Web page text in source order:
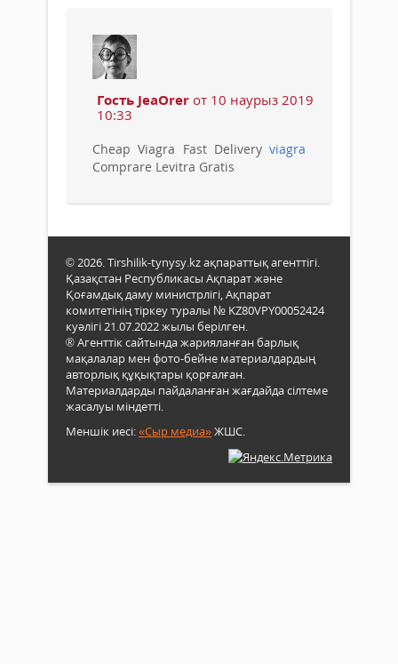
Гость JeaOrer от 10 наурыз 2019
10:33
Cheap Viagra Fast Delivery viagra
Comprare Levitra Gratis
© 2026. Tirshilik-tynysy.kz ақпараттық агенттігі.
Қазақстан Республикасы Ақпарат және
Қоғамдық даму министрлігі, Ақпарат
комитетінің тіркеу туралы № KZ80VPY00052424
куәлігі 21.07.2022 жылы берілген.
® Агенттік сайтында жарияланған барлық
мақалалар мен фото-бейне материалдардың
авторлық құқықтары қорғалған.
Материалдарды пайдаланған жағдайда сілтеме
жасалуы міндетті.
Меншік иесі:«Сыр медиа»ЖШС.